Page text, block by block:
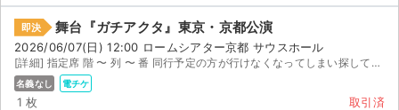
チケットジャム利用規約
プライバシーポリシー
特定商取引法に基づく表記
即決 舞台『ガチアクタ』東京・京都公演
2026/06/07(日) 12:00 ロームシアター京都 サウスホール
[詳細] 指定席 階 〜 列 〜 番 同行予定の方が行けなくなってしまい探しております。 入場特典...
名義なし 電チケ
1 枚 取引済